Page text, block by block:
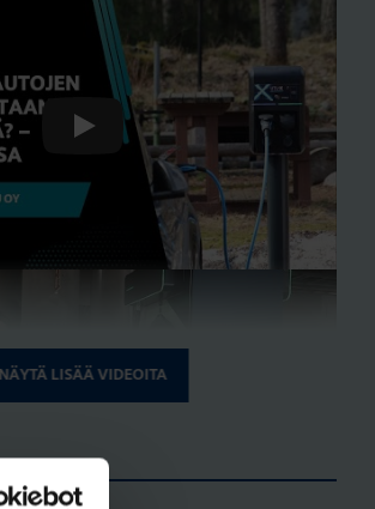
Play
NÄYTÄ LISÄÄ VIDEOITA